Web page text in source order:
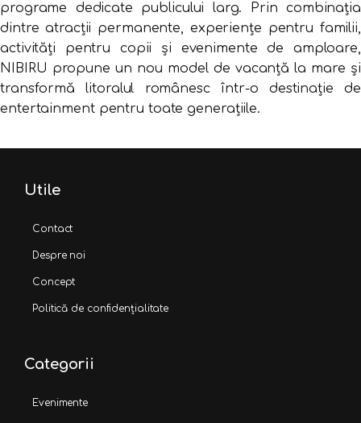
programe dedicate publicului larg. Prin combinația
dintre atracții permanente, experiențe pentru familii,
activități pentru copii și evenimente de amploare,
NIBIRU propune un nou model de vacanță la mare și
transformă litoralul românesc într-o destinație de
entertainment pentru toate generațiile.
Utile
Contact
Despre noi
Concept
Politică de confidențialitate
Categorii
Evenimente